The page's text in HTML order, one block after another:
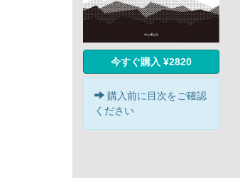
今すぐ購入 ¥2820
購入前に目次をご確認
ください